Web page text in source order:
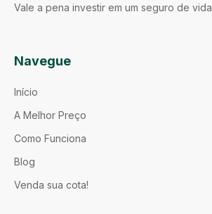
Vale a pena investir em um seguro de vida
Navegue
Início
A Melhor Preço
Como Funciona
Blog
Venda sua cota!